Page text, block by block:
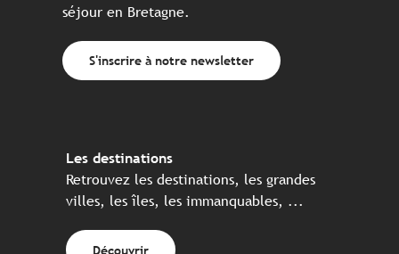
séjour en Bretagne.
S'inscrire à notre newsletter
Les destinations
Retrouvez les destinations, les grandes
villes, les îles, les immanquables, ...
Découvrir